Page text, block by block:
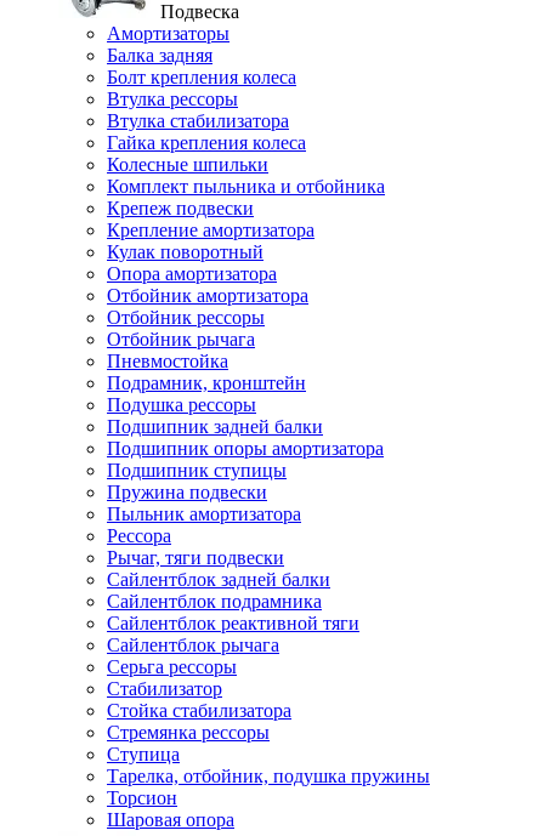
Подвеска
Амортизаторы
Балка задняя
Болт крепления колеса
Втулка рессоры
Втулка стабилизатора
Гайка крепления колеса
Колесные шпильки
Комплект пыльника и отбойника
Крепеж подвески
Крепление амортизатора
Кулак поворотный
Опора амортизатора
Отбойник амортизатора
Отбойник рессоры
Отбойник рычага
Пневмостойка
Подрамник, кронштейн
Подушка рессоры
Подшипник задней балки
Подшипник опоры амортизатора
Подшипник ступицы
Пружина подвески
Пыльник амортизатора
Рессора
Рычаг, тяги подвески
Сайлентблок задней балки
Сайлентблок подрамника
Сайлентблок реактивной тяги
Сайлентблок рычага
Серьга рессоры
Стабилизатор
Стойка стабилизатора
Стремянка рессоры
Ступица
Тарелка, отбойник, подушка пружины
Торсион
Шаровая опора